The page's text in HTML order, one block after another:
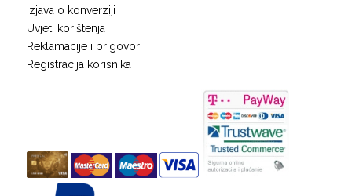
Izjava o konverziji
Uvjeti korištenja
Reklamacije i prigovori
Registracija korisnika